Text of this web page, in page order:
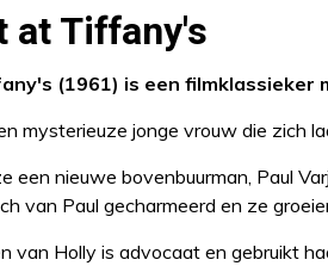
at Tiffany's
(1961) is een filmklassieker
mysterieuze jonge vrouw die zich
een nieuwe bovenbuurman, Paul
van Paul gecharmeerd en ze
van Holly is advocaat en gebruikt